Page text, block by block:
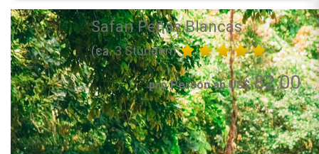
Safari Peñas Blancas
(ca. 3 Stunden)
pro Person ab US$82.00